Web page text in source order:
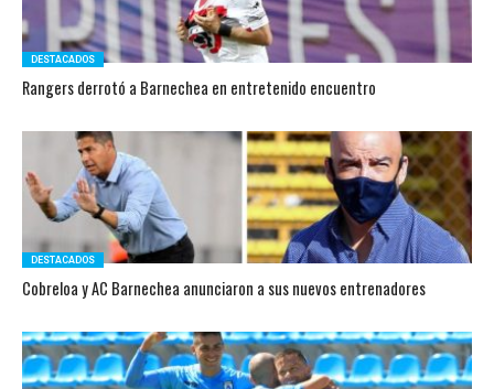
DESTACADOS
Rangers derrotó a Barnechea en entretenido encuentro
DESTACADOS
Cobreloa y AC Barnechea anunciaron a sus nuevos entrenadores